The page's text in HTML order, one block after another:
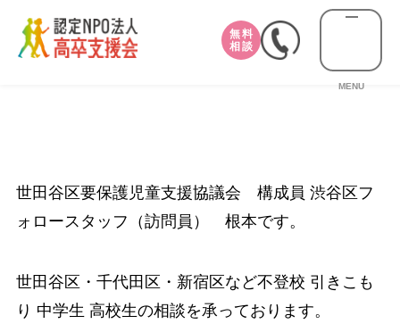
無料
相談
MENU
世田谷区要保護児童支援協議会 構成員 渋谷区フ
ォロースタッフ（訪問員） 根本です。
世田谷区・千代田区・新宿区など不登校 引きこも
り 中学生 高校生の相談を承っております。